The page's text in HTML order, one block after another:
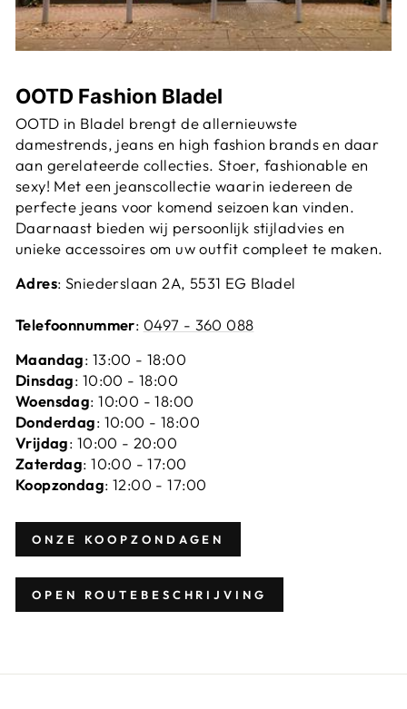
OOTD Fashion Bladel
OOTD in Bladel brengt de allernieuwste
damestrends, jeans en high fashion brands en daar
aan gerelateerde collecties. Stoer, fashionable en
sexy! Met een jeanscollectie waarin iedereen de
perfecte jeans voor komend seizoen kan vinden.
Daarnaast bieden wij persoonlijk stijladvies en
unieke accessoires om uw outfit compleet te maken.
Adres: Sniederslaan 2A, 5531 EG Bladel
Telefoonnummer: 0497 - 360 088
Maandag: 13:00 - 18:00
Dinsdag: 10:00 - 18:00
Woensdag: 10:00 - 18:00
Donderdag: 10:00 - 18:00
Vrijdag: 10:00 - 20:00
Zaterdag: 10:00 - 17:00
Koopzondag: 12:00 - 17:00
ONZE KOOPZONDAGEN
OPEN ROUTEBESCHRIJVING